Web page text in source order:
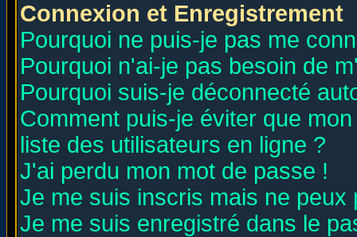
Connexion et Enregistrement
Pourquoi ne puis-je pas me
Pourquoi n'ai-je pas besoin de
Pourquoi suis-je déconnecté
Comment puis-je éviter que
liste des utilisateurs en ligne ?
J'ai perdu mon mot de passe !
Je me suis inscris mais ne peux
Je me suis enregistré dans le